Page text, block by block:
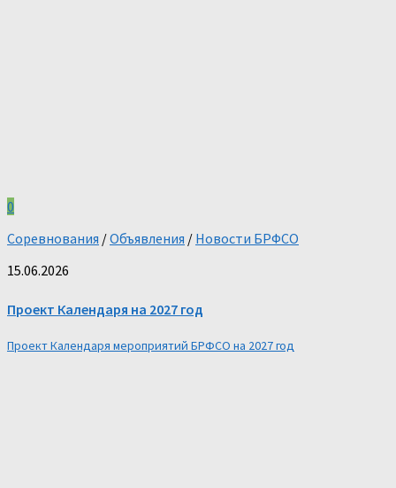
0
Соревнования /Объявления / Новости БРФСО
15.06.2026
Проект Календаря на 2027 год
Проект Календаря мероприятий БРФСО на 2027 год